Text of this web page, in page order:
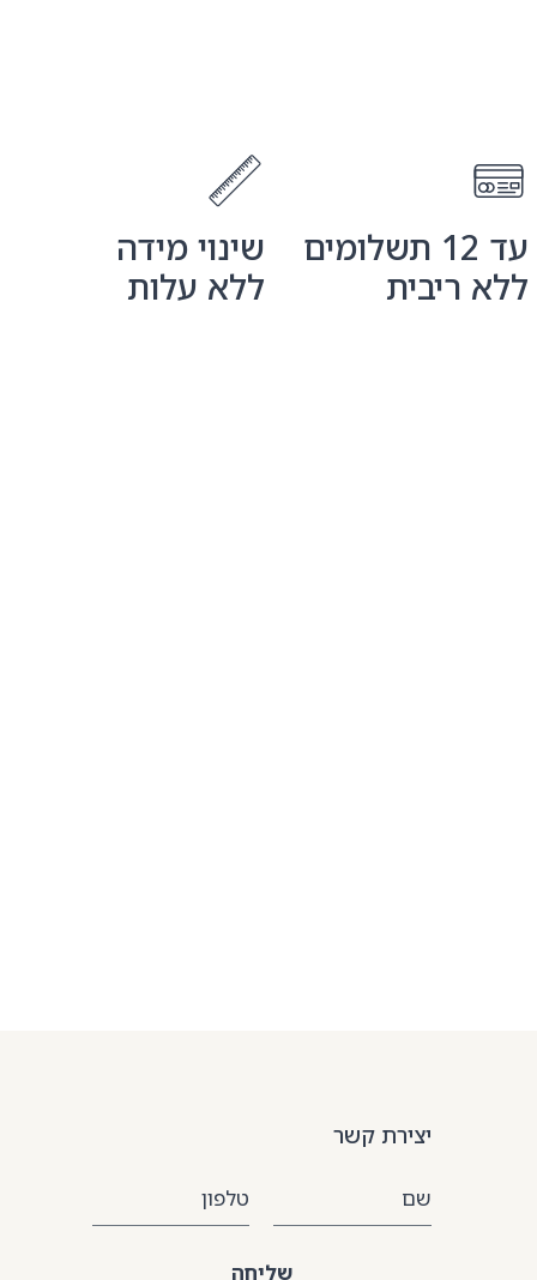
עד 12 תשלומים
ללא ריבית
שינוי מידה
ללא עלות
יצירת קשר
שם טלפון
שליחה